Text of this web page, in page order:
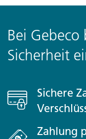
Bei
Sicherheit
Sichere
Zahlung